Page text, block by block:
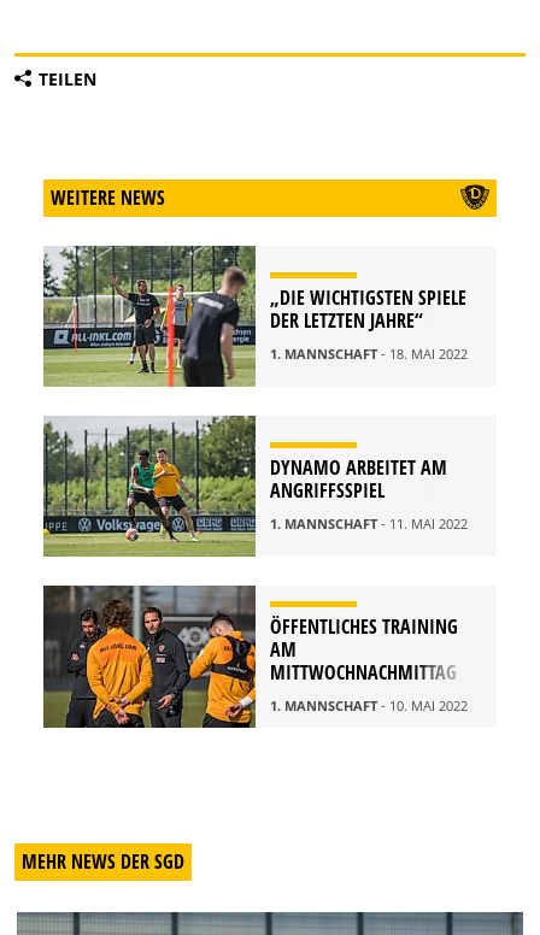
TEILEN
WEITERE NEWS
„DIE WICHTIGSTEN SPIELE
DER LETZTEN JAHRE“
1. MANNSCHAFT- 18. MAI 2022
DYNAMO ARBEITET AM
ANGRIFFSSPIEL
1. MANNSCHAFT- 11. MAI 2022
ÖFFENTLICHES TRAINING
AM
MITTWOCHNACHMITTAG
1. MANNSCHAFT- 10. MAI 2022
MEHR NEWS DER SGD